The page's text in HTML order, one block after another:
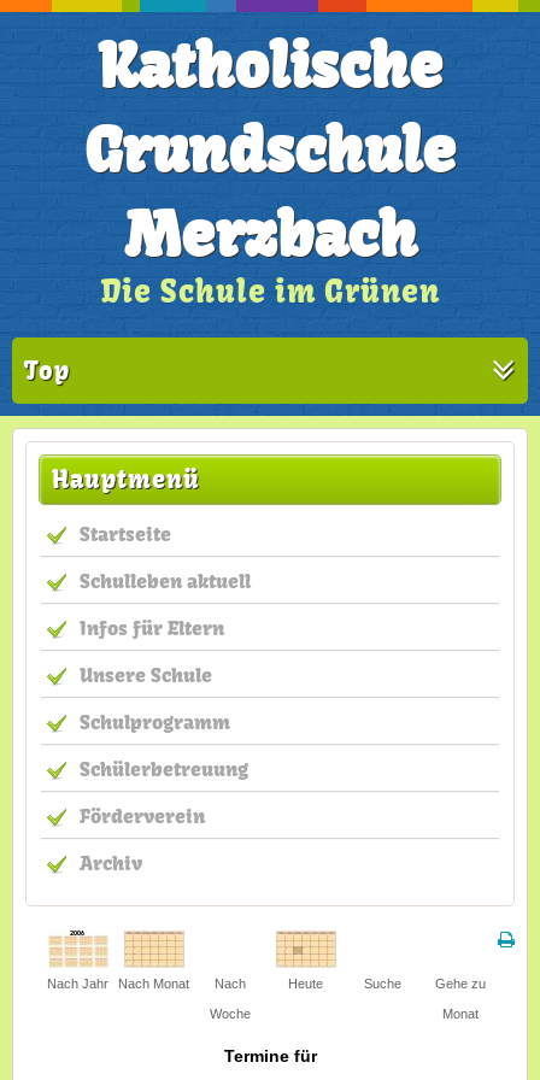
Katholische
Grundschule
Merzbach
Die Schule im Grünen
Top
Hauptmenü
Startseite
Schulleben aktuell
Infos für Eltern
Unsere Schule
Schulprogramm
Schülerbetreuung
Förderverein
Archiv
Nach Jahr Nach Monat Nach
Woche
Heute Suche Gehe zu
Monat
Termine für